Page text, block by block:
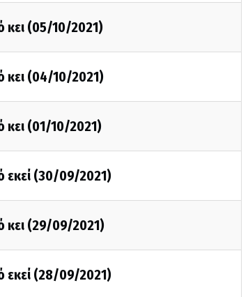
κει (05/10/2021)
κει (04/10/2021)
(01/10/2021)
εκεί (30/09/2021)
κει (29/09/2021)
εκεί (28/09/2021)